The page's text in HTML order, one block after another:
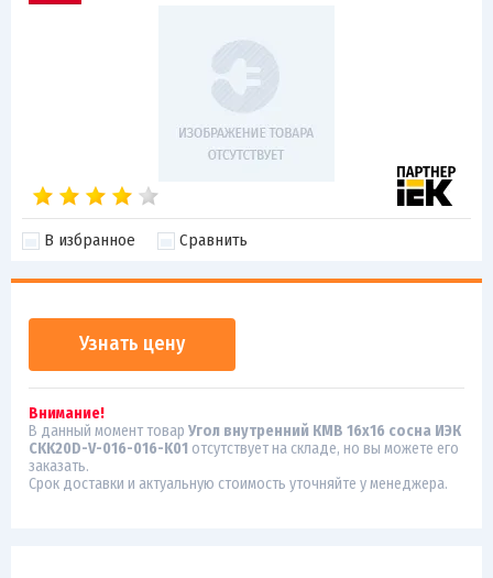
В избранное Сравнить
Узнать цену
Внимание!
В данный момент товар Угол внутренний КМВ 16х16 сосна ИЭК
CKK20D-V-016-016-K01 отсутствует на складе, но вы можете его
заказать.
Срок доставки и актуальную стоимость уточняйте у менеджера.